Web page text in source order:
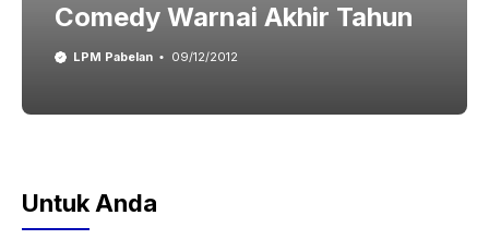
Comedy Warnai Akhir Tahun
LPM Pabelan 09/12/2012
Untuk Anda